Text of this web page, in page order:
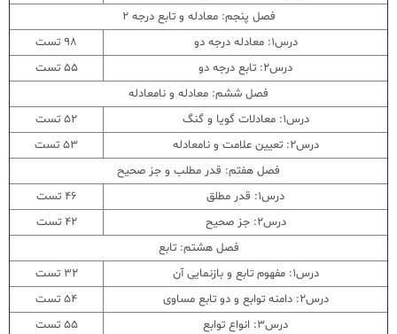
فصل پنجم: معادله و تابع درجه 2
درس1: معادله درجه دو
98 تست
درس2: تابع درجه دو
55 تست
فصل ششم: معادله و نامعادله
درس1: معادلات گویا و گنگ
52 تست
درس2: تعیین علامت و نامعادله
53 تست
فصل هفتم: قدر مطلب و جز صحیح
درس1: قدر مطلق
46 تست
درس2: جز صحیح
42 تست
فصل هشتم: تابع
درس1: مفهوم تابع و بازنمایی آن
32 تست
درس2: دامنه توابع و دو تابع مساوی
54 تست
درس3: انواع توابع
55 تست